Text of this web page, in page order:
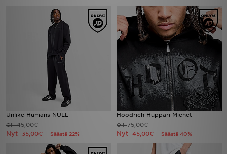
Unlike Humans NULL
Oli45,00€
Nyt 35,00€ Säästä 22%
Hoodrich Huppari Miehet
Oli75,00€
Nyt 45,00€ Säästä 40%